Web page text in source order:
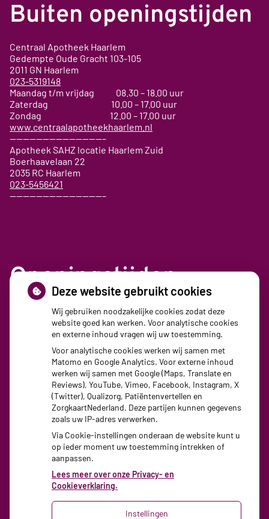
Buiten openingstijden
Centraal Apotheek Haarlem
Gedempte Oude Gracht 103-105
2011 GN Haarlem
023-5319148
Maandag t/m vrijdag 08.30 – 18.00 uur
Zaterdag 10.00 – 17.00 uur
Zondag 12.00 – 17.00 uur
www.centraalapotheekhaarlem.nl
——————————————–
Apotheek SAHZ locatie Haarlem Zuid
Boerhaavelaan 22
2035 RC Haarlem
023-5456421
——————————————–
Openingstijden
08:30 - 17:30
08:30 - 17:30
Woensdag:
08:30 - 17:30
Donderdag:
08:30 - 17:30
08:30 - 17:30
Deze website gebruikt cookies
Wij gebruiken noodzakelijke cookies zodat deze
website goed kan werken. Voor analytische cookies
en externe inhoud vragen wij uw toestemming.
Voor analytische cookies werken wij samen met
Matomo en Google Analytics. Voor externe inhoud
werken wij samen met Google (Maps, Translate en
Reviews), YouTube, Vimeo, Facebook, Instagram, X
(Twitter), Qualizorg, Patiëntenvertellen en
ZorgkaartNederland. Deze partijen kunnen gegevens
zoals uw IP-adres verwerken.
Via Cookie-instellingen onderaan de website kunt u
op ieder moment uw toestemming intrekken of
aanpassen.
Lees meer over onze Privacy- en
Cookieverklaring.
Instellingen